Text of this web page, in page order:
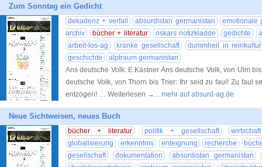
Zum Sonntag ein Gedicht
dekadenz + verfall absurdistan germanistan
emotionale
archiv
bücher + literatur oskars notizkladde gedichte
arbeit-los-ag
kranke gesellschaft
dummheit in reinkultur
geschichte
alptraum germanistan
Ans deutsche Volk: E.Kästner Ans deutsche Volk, von Ulm
deutsche Volk, von Thorn bis Trier: Ihr seid zu faul! Zu faul
entzögen! … Weiterlesen → ... mehr auf absurd-ag.de
Neue Sichtweisen, neues Buch
bücher + literatur politik + gesellschaft
wirtschaft
globalisierung
erkenntnis enteignung recherche
gesellschaft
dokumentation
absurdistan germanistan